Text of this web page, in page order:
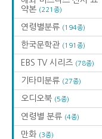
약본 (221종)
연령별분류 (194종)
한국문학관 (191종)
EBS TV 시리즈 (78종)
기타미분류 (27종)
오디오북 (5종)
연령별 분류 (4종)
만화 (3종)